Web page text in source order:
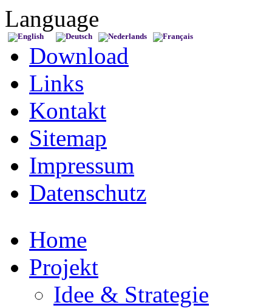
Language
Download
Links
Kontakt
Sitemap
Impressum
Datenschutz
Home
Projekt
Idee & Strategie